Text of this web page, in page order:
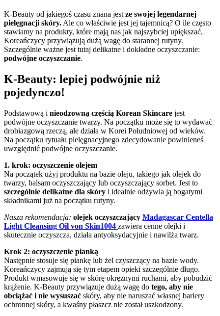
K-Beauty od jakiegoś czasu znana jest ze swojej legendarnej
pielęgnacji skóry. Ale co właściwie jest jej tajemnicą? O ile często
stawiamy na produkty, które mają nas jak najszybciej upiększać,
Koreańczycy przywiązują dużą wagę do starannej rutyny.
Szczególnie ważne jest tutaj delikatne i dokładne oczyszczanie:
podwójne oczyszczanie.
K-Beauty: lepiej podwójnie niż
pojedynczo!
Podstawową i nieodzowną częścią Korean Skincare jest
podwójne oczyszczanie twarzy. Na początku może się to wydawać
drobiazgową rzeczą, ale działa w Korei Południowej od wieków.
Na początku rytuału pielęgnacyjnego zdecydowanie powinieneś
uwzględnić podwójne oczyszczanie.
1. krok: oczyszczenie olejem
Na początek użyj produktu na bazie oleju, takiego jak olejek do
twarzy, balsam oczyszczający lub oczyszczający sorbet. Jest to
szczególnie delikatne dla skóry i idealnie odżywia ją bogatymi
składnikami już na początku rutyny.
Nasza rekomendacja: olejek oczyszczający Madagascar Centella
Light Cleansing Oil von Skin1004 zawiera cenne olejki i
skutecznie oczyszcza, działa antyoksydacyjnie i nawilża twarz.
Krok 2: oczyszczenie pianką
Następnie stosuje się piankę lub żel czyszczący na bazie wody.
Koreańczycy zajmują się tym etapem opieki szczególnie długo.
Produkt wmasowuje się w skórę okrężnymi ruchami, aby pobudzić
krążenie. K-Beauty przywiązuje dużą wagę do tego, aby nie
obciążać i nie wysuszać skóry, aby nie naruszać własnej bariery
ochronnej skóry, a kwaśny płaszcz nie został uszkodzony.